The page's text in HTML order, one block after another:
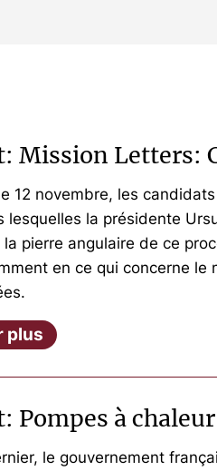
Mission Letters:
12 novembre, les
lesquelles la présidente
pierre angulaire de ce
en ce qui concerne
plus
Pompes à
le gouvernement